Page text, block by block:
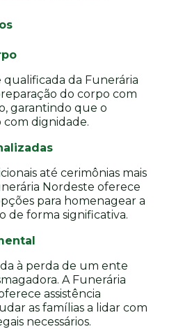
da Funerária
do corpo com
garantindo que o
com dignidade.
até cerimônias mais
Nordeste oferece
para homenagear a
de forma significativa.
à perda de um ente
A Funerária
assistência
as famílias a lidar com
necessários.